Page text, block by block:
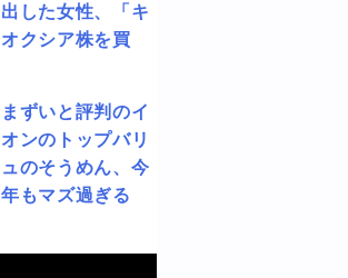
出した女性、「キ
オクシア株を買
まずいと評判のイ
オンのトップバリ
ュのそうめん、今
年もマズ過ぎる